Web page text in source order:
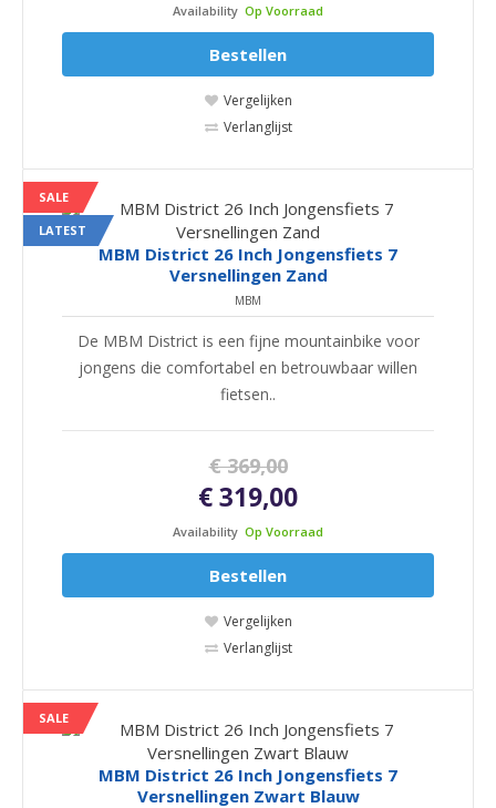
Availability Op Voorraad
Bestellen
Vergelijken
Verlanglijst
SALE
LATEST
MBM District 26 Inch Jongensfiets 7
Versnellingen Zand
MBM
De MBM District is een fijne mountainbike voor
jongens die comfortabel en betrouwbaar willen
fietsen..
€ 369,00
€ 319,00
Availability Op Voorraad
Bestellen
Vergelijken
Verlanglijst
SALE
MBM District 26 Inch Jongensfiets 7
Versnellingen Zwart Blauw